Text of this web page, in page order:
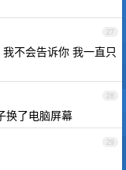
27
不会告诉你 我一直只
28
换了电脑屏幕
29